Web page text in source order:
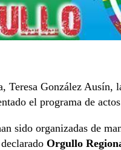
Teresa González
el programa de
sido organizadas de
Orgullo